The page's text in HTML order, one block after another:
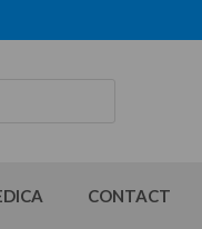
CONTACT